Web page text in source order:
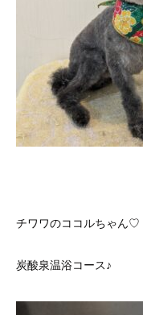
チワワのココルちゃん♡
炭酸泉温浴コース♪